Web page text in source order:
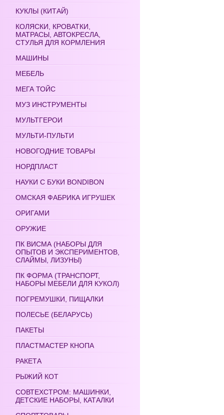
КУКЛЫ (КИТАЙ)
КОЛЯСКИ, КРОВАТКИ,
МАТРАСЫ, АВТОКРЕСЛА,
СТУЛЬЯ ДЛЯ КОРМЛЕНИЯ
МАШИНЫ
МЕБЕЛЬ
МЕГА ТОЙС
МУЗ ИНСТРУМЕНТЫ
МУЛЬТГЕРОИ
МУЛЬТИ-ПУЛЬТИ
НОВОГОДНИЕ ТОВАРЫ
НОРДПЛАСТ
НАУКИ С БУКИ BONDIBON
ОМСКАЯ ФАБРИКА ИГРУШЕК
ОРИГАМИ
ОРУЖИЕ
ПК ВИСМА (НАБОРЫ ДЛЯ
ОПЫТОВ И ЭКСПЕРИМЕНТОВ,
СЛАЙМЫ, ЛИЗУНЫ)
ПК ФОРМА (ТРАНСПОРТ,
НАБОРЫ МЕБЕЛИ ДЛЯ КУКОЛ)
ПОГРЕМУШКИ, ПИЩАЛКИ
ПОЛЕСЬЕ (БЕЛАРУСЬ)
ПАКЕТЫ
ПЛАСТМАСТЕР КНОПА
РАКЕТА
РЫЖИЙ КОТ
СОВТЕХСТРОМ: МАШИНКИ,
ДЕТСКИЕ НАБОРЫ, КАТАЛКИ